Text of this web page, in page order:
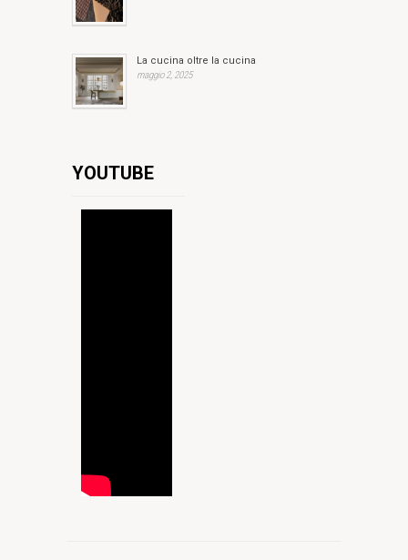
La cucina oltre la cucina
maggio 2, 2025
YOUTUBE